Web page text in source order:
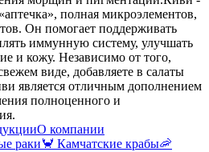
полная микроэлементов,
Он помогает поддерживать
иммунную систему, улучшать
и кожу. Независимо от того,
виде, добавляете в салаты
является отличным дополнением
полноценного и
О компании
раки🦀 Камчатские крабы🦐